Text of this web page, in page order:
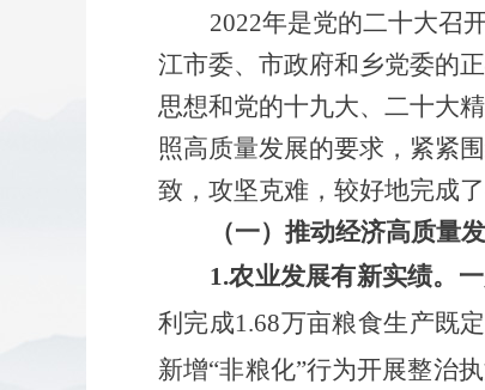
2022年是党的二十大召
江市委、市政府和乡党委的
思想和党的十九大、二十大
照高质量发展的要求，紧紧
致，攻坚克难，较好地完成
（一）推动经济高质量
1.农业发展有新实绩。
利完成1.68万亩粮食生产既
新增“非粮化”行为开展整治执